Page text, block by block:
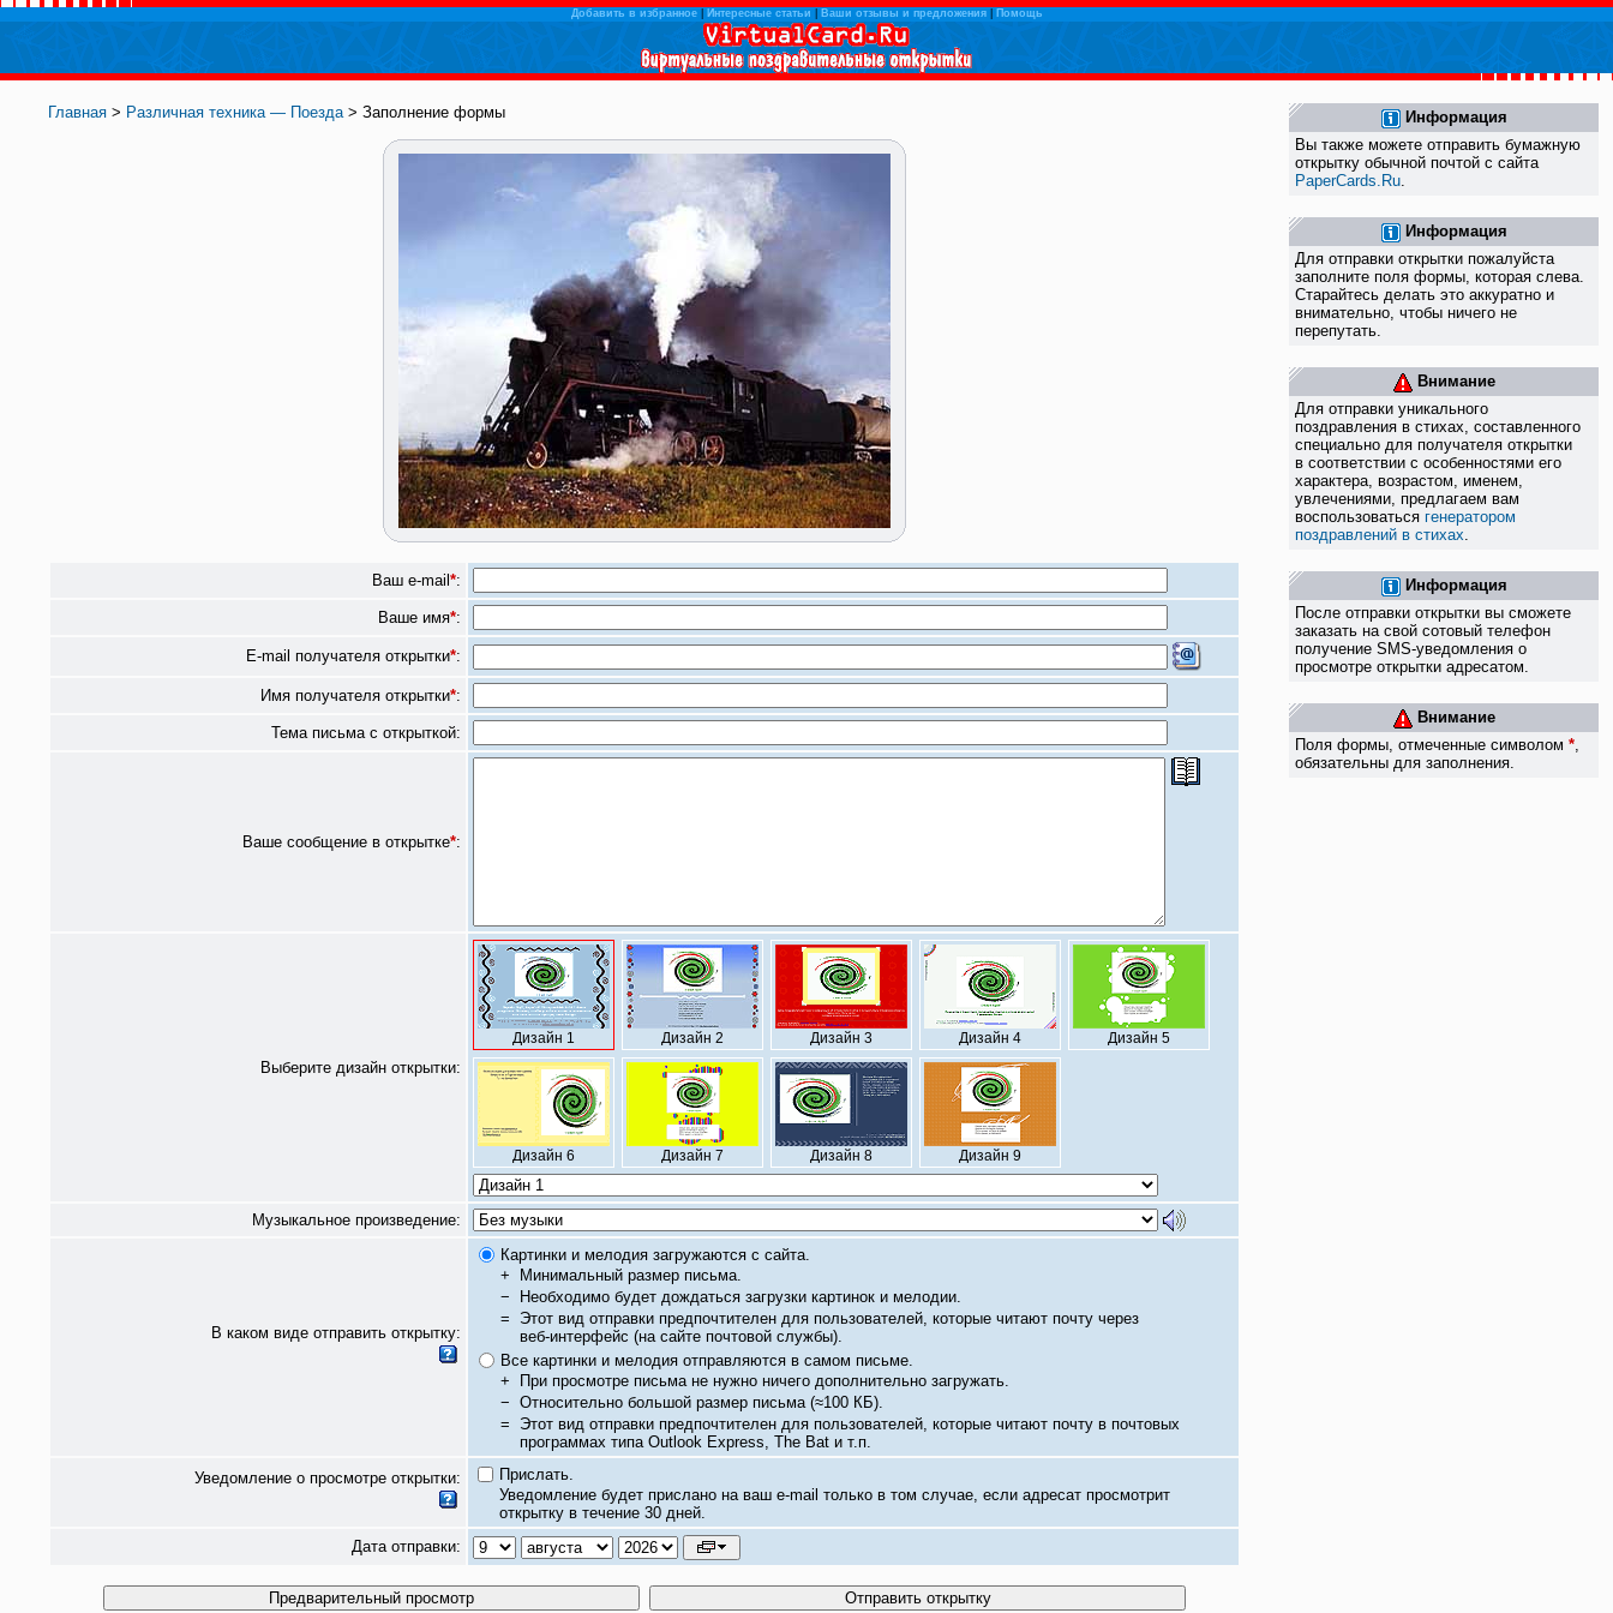
Добавить в избранное| Интересные статьи Ваши отзывы и предложения| Помощь
Главная > Различная техника — Поезда> Заполнение формы
Ваш e-mail *:
Ваше имя*:
E-mail получателя открытки*:
Имя получателя открытки*:
Тема письма с открыткой:
Ваше сообщение в открытке*:
Выберите дизайн открытки:
Дизайн 1 Дизайн 2 Дизайн 3 Дизайн 4 Дизайн 5
Дизайн 6 Дизайн 7 Дизайн 8 Дизайн 9
Музыкальное произведение:
В каком виде отправить открытку:
Картинки и мелодия загружаются с сайта.
+
Минимальный размер письма.
−
Необходимо будет дождаться загрузки картинок и мелодии.
= Этот вид отправки предпочтителен для пользователей, которые читают почту через
веб-интерфейс (на сайте почтовой службы).
Все картинки и мелодия отправляются в самом письме.
+
При просмотре письма не нужно ничего дополнительно загружать.
− Относительно большой размер письма (≈100 КБ).
= Этот вид отправки предпочтителен для пользователей, которые читают почту в почтовых
программах типа Outlook Express, The Bat и т.п.
Уведомление о просмотре открытки:
Прислать.
Уведомление будет прислано на ваш e-mail только в том случае, если адресат просмотрит
открытку в течение 30 дней.
Дата отправки:
Информация
Вы также можете отправить бумажную
открытку обычной почтой с сайта
PaperCards.Ru.
Информация
Для отправки открытки пожалуйста
заполните поля формы, которая слева.
Старайтесь делать это аккуратно и
внимательно, чтобы ничего не
перепутать.
Внимание
Для отправки уникального
поздравления в стихах, составленного
специально для получателя открытки
в соответствии с особенностями его
характера, возрастом, именем,
увлечениями, предлагаем вам
воспользоваться генератором
поздравлений в стихах.
Информация
После отправки открытки вы сможете
заказать на свой сотовый телефон
получение SMS-уведомления о
просмотре открытки адресатом.
Внимание
Поля формы, отмеченные символом*,
обязательны для заполнения.